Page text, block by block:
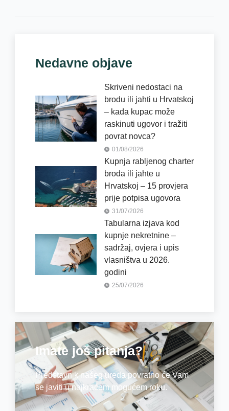
Nedavne objave
Skriveni nedostaci na
brodu ili jahti u Hrvatskoj
– kada kupac može
raskinuti ugovor i tražiti
povrat novca?
01/08/2026
Kupnja rabljenog charter
broda ili jahte u
Hrvatskoj – 15 provjera
prije potpisa ugovora
31/07/2026
Tabularna izjava kod
kupnje nekretnine –
sadržaj, ovjera i upis
vlasništva u 2026.
godini
25/07/2026
Imate još pitanja?
Predstavnik našeg ureda povratno će Vam
se javiti u najkraćem mogućem roku.